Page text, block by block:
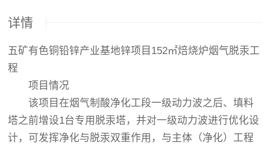
详情
五矿有色铜铅锌产业基地锌项目152㎡焙烧炉烟气脱汞工
程
项目情况
该项目在烟气制酸净化工段一级动力波之后、填料
塔之前增设1台专用脱汞塔，并对一级动力波进行优化设
计，可发挥净化与脱汞双重作用，与主体（净化）工程